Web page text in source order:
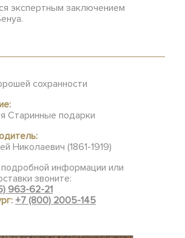
экспертным заключением
сохранности
Старинные подарки
Николаевич (1861-1919)
информации или
звоните:
963-62-21
+7 (800) 2005-145